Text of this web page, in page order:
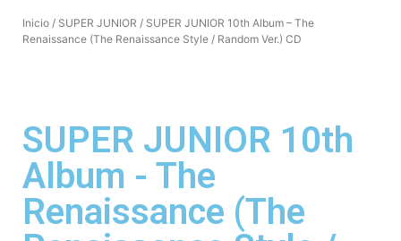
Inicio / SUPER JUNIOR / SUPER JUNIOR 10th Album – The
Renaissance (The Renaissance Style / Random Ver.) CD
SUPER JUNIOR 10th
Album - The
Renaissance (The